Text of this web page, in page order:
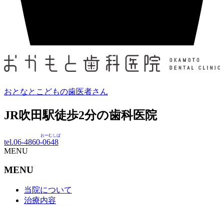
おとなとこどもの歯医者さん
JR吹田駅徒歩2分の歯科医院
tel.06-4860-0648
おーむしば
MENU
MENU
当院について
治療内容